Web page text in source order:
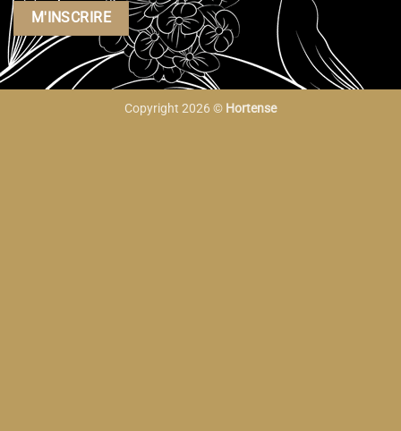
Copyright 2026 © Hortense